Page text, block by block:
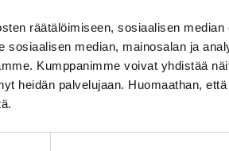
räätälöimiseen, sosiaalisen
median, mainosalan ja
Kumppanimme voivat yhdistää
heidän palvelujaan. Huomaathan,